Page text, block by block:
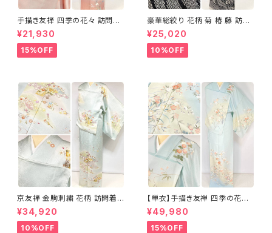
手描き友禅 四季の花々 訪問着
袷 正絹 サーモンピンク クリー
ム 白 桃花色 1434
¥21,930
15%OFF
豪華総絞り 花柄 菊 椿 藤 訪問
着 鹿の子絞り ラメ 正絹 黒 白
グレー 1435
¥25,020
10%OFF
京友禅 金駒刺繍 花柄 訪問着
正絹 水色 黄緑 パステルカラー
アイスグリーン 1433
¥34,920
10%OFF
【単衣】手描き友禅 四季の花々
正絹 訪問着 水色 黄緑 白 パス
テルカラー 1431
¥49,980
15%OFF